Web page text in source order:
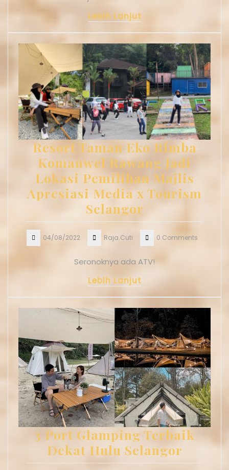
Lebih Lanjut
Resort Taman Eko Rimba
Komanwel Rawang Jadi
Lokasi Pemilihan Majlis
Apresiasi Media x Tourism
Selangor
04/08/2022 Raja.Cuti 0 Comments
Seronoknya ada ATV!
Lebih Lanjut
3 Port Glamping Terbaik
Dekat Hulu Selangor